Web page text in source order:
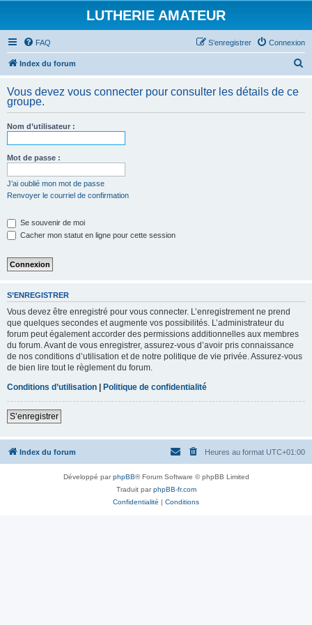
LUTHERIE AMATEUR
FAQ Connexion
S’enregistrer
Index du forum
h
Vous devez vous connecter pour consulter les détails de ce
groupe.
Nom d’utilisateur :
Mot de passe :
J’ai oublié mon mot de passe
Renvoyer le courriel de confirmation
Se souvenir de moi
Cacher mon statut en ligne pour cette session
S’ENREGISTRER
Vous devez être enregistré pour vous connecter. L’enregistrement ne prend
que quelques secondes et augmente vos possibilités. L’administrateur du
forum peut également accorder des permissions additionnelles aux membres
du forum. Avant de vous enregistrer, assurez-vous d’avoir pris connaissance
de nos conditions d’utilisation et de notre politique de vie privée. Assurez-vous
de bien lire tout le règlement du forum.
Conditions d’utilisation | Politique de confidentialité
S’enregistrer
Index du forum Heures au format UTC+01:00
Développé parphpBB® Forum Software © phpBB Limited
Traduit parphpBB-fr.com
Confidentialité | Conditions